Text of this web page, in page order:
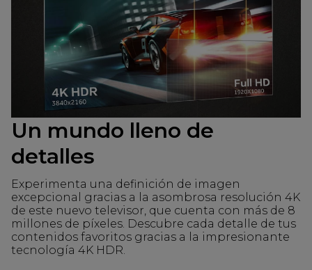
Un mundo lleno de
detalles
Experimenta una definición de imagen
excepcional gracias a la asombrosa resolución 4K
de este nuevo televisor, que cuenta con más de 8
millones de píxeles. Descubre cada detalle de tus
contenidos favoritos gracias a la impresionante
tecnología 4K HDR.